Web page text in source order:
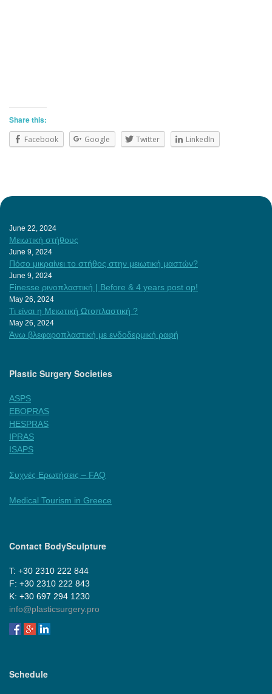
Share this:
Facebook Google Twitter LinkedIn
June 22, 2024
Μειωτική στήθους
June 9, 2024
Πόσο μικραίνει το στήθος στην μειωτική μαστών?
June 9, 2024
Finesse ρινοπλαστική | Before & 4 years post op!
May 26, 2024
Τι είναι η Μειωτική Ωτοπλαστική ?
May 26, 2024
Άνω βλεφαροπλαστική με ενδοδερμική ραφή
Plastic Surgery Societies
ASPS
EBOPRAS
HESPRAS
IPRAS
ISAPS
Συχνές Ερωτήσεις – FAQ
Medical Tourism in Greece
Contact BodySculpture
Τ: +30 2310 222 844
F: +30 2310 222 843
Κ: +30 697 294 1230
info@plasticsurgery.pro
Schedule